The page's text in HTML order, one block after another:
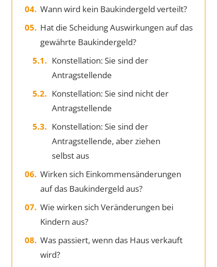
Wann wird kein Baukindergeld verteilt?
Hat die Scheidung Auswirkungen auf das
gewährte Baukindergeld?
Konstellation: Sie sind der
Antragstellende
Konstellation: Sie sind nicht der
Antragstellende
Konstellation: Sie sind der
Antragstellende, aber ziehen
selbst aus
Wirken sich Einkommensänderungen
auf das Baukindergeld aus?
Wie wirken sich Veränderungen bei
Kindern aus?
Was passiert, wenn das Haus verkauft
wird?